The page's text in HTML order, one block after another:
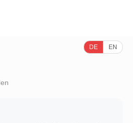
DE EN